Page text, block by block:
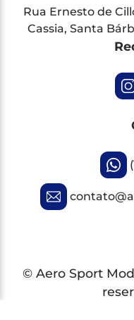
Rua Ernesto de
Cassia, Santa
© Aero Sport